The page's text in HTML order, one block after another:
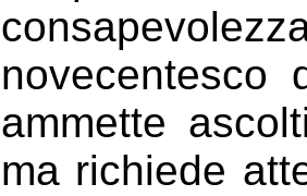
novecentesco
ammette
ma richiede